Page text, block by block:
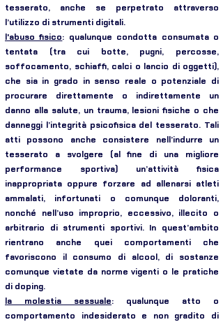
tesserato, anche se perpetrato attraverso
l’utilizzo di strumenti digitali.
l'abuso fisico: qualunque condotta consumata o
tentata (tra cui botte, pugni, percosse,
soffocamento, schiaffi, calci o lancio di oggetti),
che sia in grado in senso reale o potenziale di
procurare direttamente o indirettamente un
danno alla salute, un trauma, lesioni fisiche o che
danneggi l’integrità psicofisica del tesserato. Tali
atti possono anche consistere nell’indurre un
tesserato a svolgere (al fine di una migliore
performance sportiva) un’attività fisica
inappropriata oppure forzare ad allenarsi atleti
ammalati, infortunati o comunque doloranti,
nonché nell’uso improprio, eccessivo, illecito o
arbitrario di strumenti sportivi. In quest’ambito
rientrano anche quei comportamenti che
favoriscono il consumo di alcool, di sostanze
comunque vietate da norme vigenti o le pratiche
di doping.
la molestia sessuale: qualunque atto o
comportamento indesiderato e non gradito di